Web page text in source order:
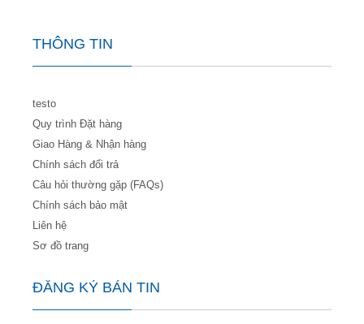
THÔNG TIN
testo
Quy trình Đặt hàng
Giao Hàng & Nhận hàng
Chính sách đổi trả
Câu hỏi thường gặp (FAQs)
Chính sách bảo mật
Liên hệ
Sơ đồ trang
ĐĂNG KÝ BẢN TIN